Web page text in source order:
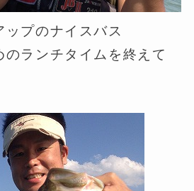
プのナイスバス
のランチタイムを終えて